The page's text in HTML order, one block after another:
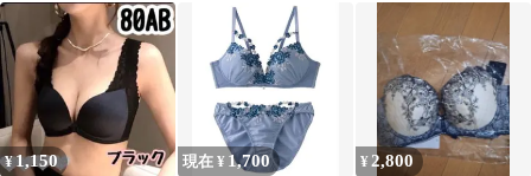
ズ ワイヤー入り モール
ドカップ D80 E70 E75
ブラ 下着 レディース
ブラジャー セット
ブラジャー 105Ｅ
¥ 1,150 現在 ¥ 1,700 ¥2,800